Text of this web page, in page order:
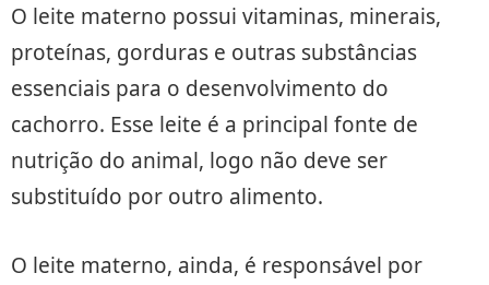
O leite materno possui vitaminas, minerais,
proteínas, gorduras e outras substâncias
essenciais para o desenvolvimento do
cachorro. Esse leite é a principal fonte de
nutrição do animal, logo não deve ser
substituído por outro alimento.
O leite materno, ainda, é responsável por